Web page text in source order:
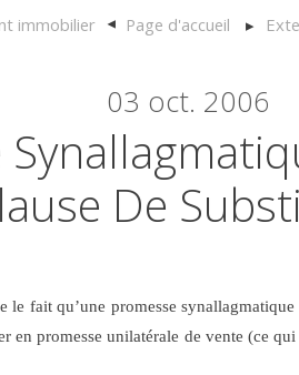
immobilier Page d'accueil
03 oct. 2006
De
le fait qu’une promesse
en promesse unilatérale de vente (ce